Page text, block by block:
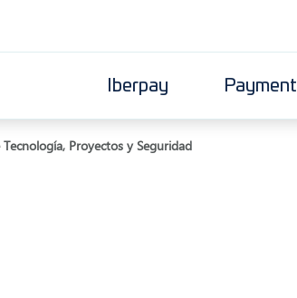
Iberpay
Proyectos y Seguridad